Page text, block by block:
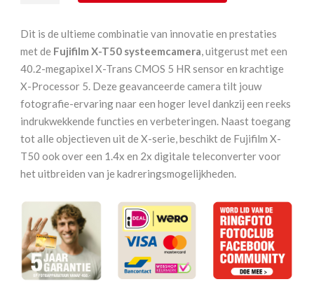
Body
Zilver
aantal
Dit is de ultieme combinatie van innovatie en prestaties
met de Fujifilm X-T50 systeemcamera, uitgerust met een
40.2-megapixel X-Trans CMOS 5 HR sensor en krachtige
X-Processor 5. Deze geavanceerde camera tilt jouw
fotografie-ervaring naar een hoger level dankzij een reeks
indrukwekkende functies en verbeteringen. Naast toegang
tot alle objectieven uit de X-serie, beschikt de Fujifilm X-
T50 ook over een 1.4x en 2x digitale teleconverter voor
het uitbreiden van je kadreringsmogelijkheden.